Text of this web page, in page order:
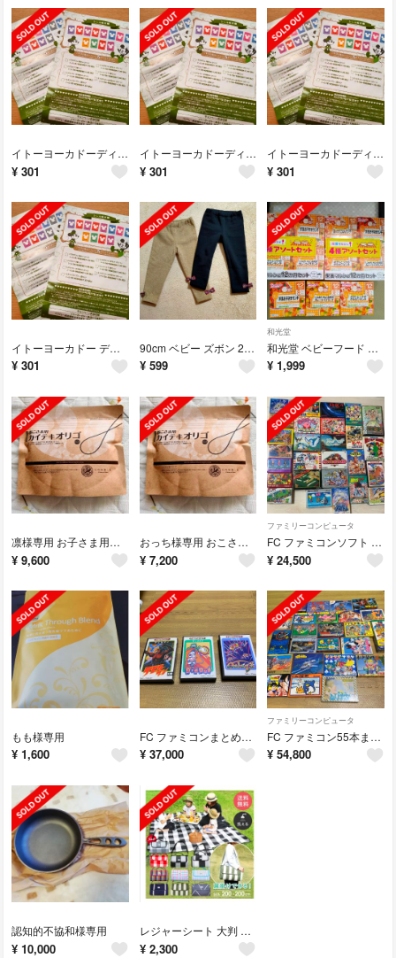
イトーヨーカドーディズニーキャラクターディナーウェアシリーズ シール24枚
¥ 301
イトーヨーカドーディズニーキャラクターディナーウェアシリーズ シール24枚
¥ 301
イトーヨーカドーディズニーキャラクターディナーウェアシリーズ シール24枚
¥ 301
イトーヨーカドー ディズニーキャラクター ディナーウェアシリーズ シール 24枚
¥ 301
90cm ベビー ズボン 2枚組
¥ 599
和光堂
和光堂 ベビーフード 11個 まとめ売り
¥ 1,999
凛様専用 お子さま用カイテキオリゴ 90ｇ 4袋
¥ 9,600
おっち様専用 おこさま用 カイテキオリゴ 90ｇ 3袋
¥ 7,200
ファミリーコンピュータ
FC ファミコンソフト 27本まとめ売り 全て箱説付き
¥ 24,500
もも様専用
¥ 1,600
FC ファミコンまとめ売り 美品 ディグダグ ギャラガ デビルマン
¥ 37,000
ファミリーコンピュータ
FC ファミコン55本まとめ売り 箱説付き 美品多数有り
¥ 54,800
認知的不協和様専用
¥ 10,000
レジャーシート 大判 厚手 ショルダー
¥ 2,300